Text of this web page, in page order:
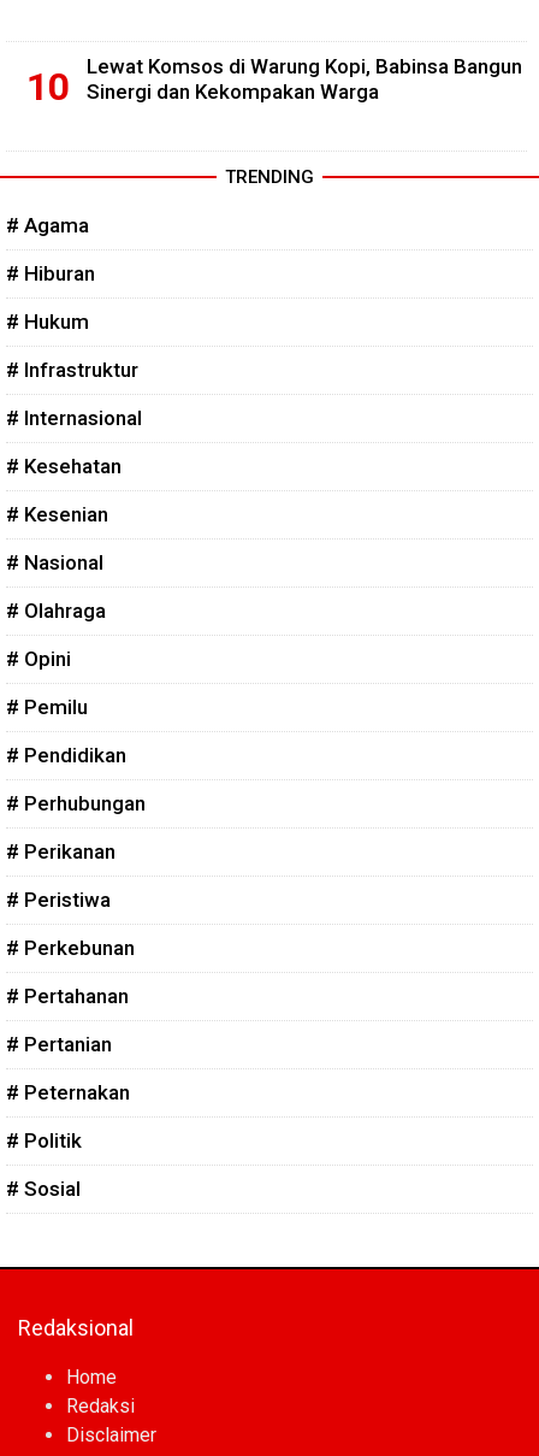
Lewat Komsos di Warung Kopi, Babinsa Bangun
Sinergi dan Kekompakan Warga
TRENDING
# Agama
# Hiburan
# Hukum
# Infrastruktur
# Internasional
# Kesehatan
# Kesenian
# Nasional
# Olahraga
# Opini
# Pemilu
# Pendidikan
# Perhubungan
# Perikanan
# Peristiwa
# Perkebunan
# Pertahanan
# Pertanian
# Peternakan
# Politik
# Sosial
Redaksional
Home
Redaksi
Disclaimer